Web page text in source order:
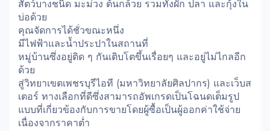
สัตว์บางชนิด มะม่วง ต้นกล้วย รวมทั้งผัก ปลา และกุ้งใน
บ่อด้วย
คุณจัดการได้ชั่วขณะหนึ่ง
มีไฟฟ้าและน้ำประปาในสถานที่
หมู่บ้านซึ่งอยู่ติด ๆ กันเติบโตขึ้นเรื่อยๆ และอยู่ไม่ไกลอีก
ด้วย
สู่วิทยาเขตเพชรบุรีไอที (มหาวิทยาลัยศิลปากร) และเว็บส
เตอร์ ทางเลือกที่ดีซึ่งสามารถอัพเกรดเป็นโฉนดเต็มรูป
แบบที่เกี่ยวข้องกับการขายโดยผู้ซื้อเป็นผู้ออกค่าใช้จ่าย
เนื่องจากราคาต่ำ